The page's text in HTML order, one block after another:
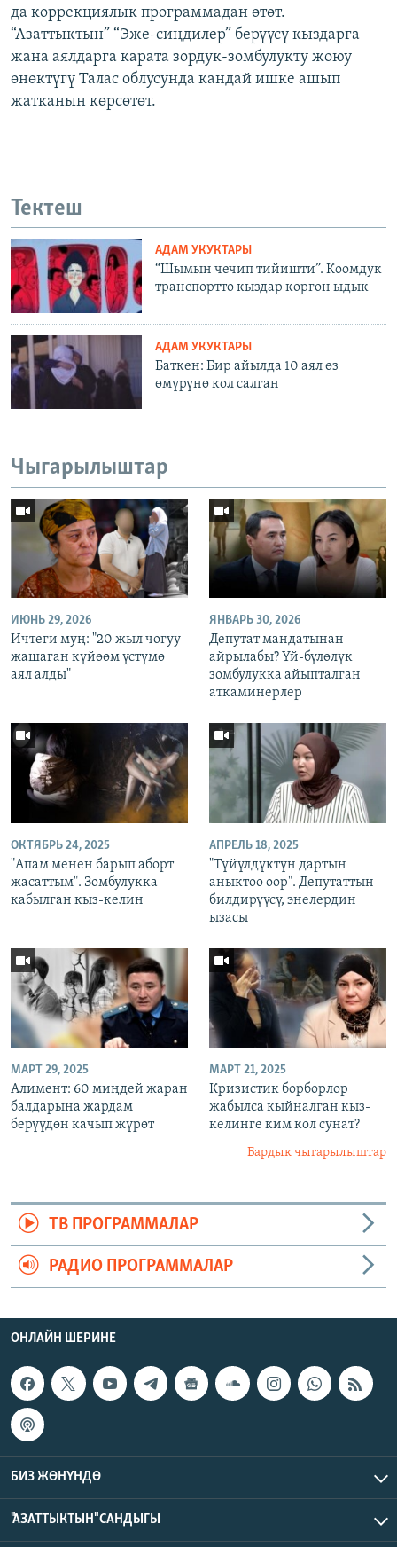
да коррекциялык программадан өтөт.
“Азаттыктын” “Эже-сиңдилер” берүүсү кыздарга
жана аялдарга карата зордук-зомбулукту жоюу
өнөктүгү Талас облусунда кандай ишке ашып
жатканын көрсөтөт.
Тектеш
АДАМ УКУКТАРЫ
“Шымын чечип тийишти”. Коомдук
транспортто кыздар көргөн ыдык
АДАМ УКУКТАРЫ
Баткен: Бир айылда 10 аял өз
өмүрүнө кол салган
Чыгарылыштар
ИЮНЬ 29, 2026
Ичтеги муң: "20 жыл чогуу
жашаган күйөөм үстүмө
аял алды"
ЯНВАРЬ 30, 2026
Депутат мандатынан
айрылабы? Үй-бүлөлүк
зомбулукка айыпталган
аткаминерлер
ОКТЯБРЬ 24, 2025
"Апам менен барып аборт
жасаттым". Зомбулукка
кабылган кыз-келин
АПРЕЛЬ 18, 2025
"Түйүлдүктүн дартын
аныктоо оор". Депутаттын
билдирүүсү, энелердин
ызасы
МАРТ 29, 2025
Алимент: 60 миңдей жаран
балдарына жардам
берүүдөн качып жүрөт
МАРТ 21, 2025
Кризистик борборлор
жабылса кыйналган кыз-
келинге ким кол сунат?
Бардык чыгарылыштар
ТВ ПРОГРАММАЛАР
РАДИО ПРОГРАММАЛАР
ОНЛАЙН ШЕРИНЕ
БИЗ ЖӨНҮНДӨ
"АЗАТТЫКТЫН" САНДЫГЫ